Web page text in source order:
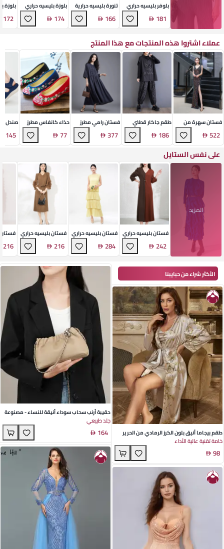
بلوفر بليسيه حراري
181
تنورة بليسيه حرارية
متوسطة
166
بلوزة بليسيه حراري
174
بلوزة
172
عملاء اشتروا هذه المنتجات مع هذا المنتج
فستان سهرة من
نسيج لامع مطرز
522
طقم جاكار قطني
فاخر
186
فستان رامي مطرز
بقصّة A
377
حذاء كانفاس مطرز
مسطح
77
صندل
لاصق
145
على نفس الستايل
المزيد
فستان بليسيه حراري
أنيق
242
فستان بليسيه حراري
طويل أنيق
284
فستان بليسيه حراري
ميدي
216
فستان
ميدي
216
الأكثر شراء من حبايبنا
طقم بيجاما أنيق بلون الكرز الرمادي من الحرير
الصناعي للراحة في المنزل والاسترخاء - مثالي
لليالي الربيع والخريف
خامة تقنية عالية الأداء
98
حقيبة أرنب سحاب سوداء أنيقة للنساء - مصنوعة
من جلد البقر الفاخر بسلسلة كروية ذهبية - مثالية
للخروجات اليومية والمظهر العصري
جلد طبيعي
164